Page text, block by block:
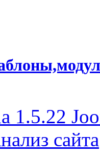
1.5.22
сайта